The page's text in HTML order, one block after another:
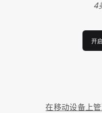
4
开
在移动设备上